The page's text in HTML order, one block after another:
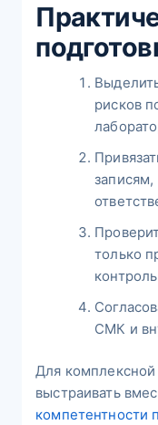
рисков
только
СМК и
Для комплексной
выстраивать
компетентности